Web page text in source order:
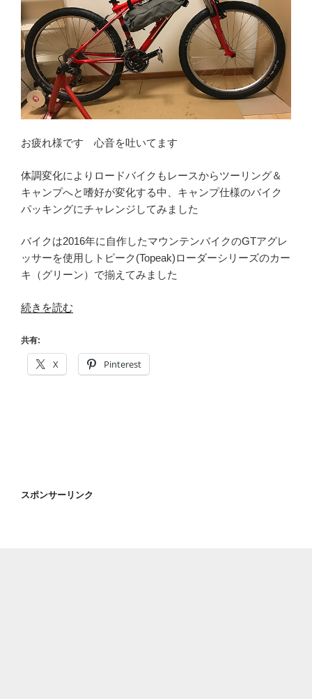
プ
編】”
の
お疲れ様です 心音を吐いてます
体調変化によりロードバイクもレースからツーリング＆
キャンプへと嗜好が変化する中、キャンプ仕様のバイク
パッキングにチャレンジしてみました
バイクは2016年に自作したマウンテンバイクのGTアグレ
ッサーを使用しトピーク(Topeak)ローダーシリーズのカー
キ（グリーン）で揃えてみました
“乗
CIAO！
ト
ピ
ー
続きを読む
共有:
X Pinterest
スポンサーリンク